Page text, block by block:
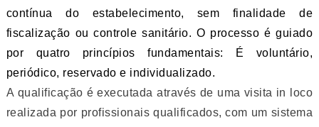
contínua do estabelecimento, sem finalidade de
fiscalização ou controle sanitário. O processo é guiado
por quatro princípios fundamentais:
É voluntário,
periódico, reservado e individualizado.
A qualificação é executada através de uma visita in loco
realizada por profissionais qualificados, com um sistema